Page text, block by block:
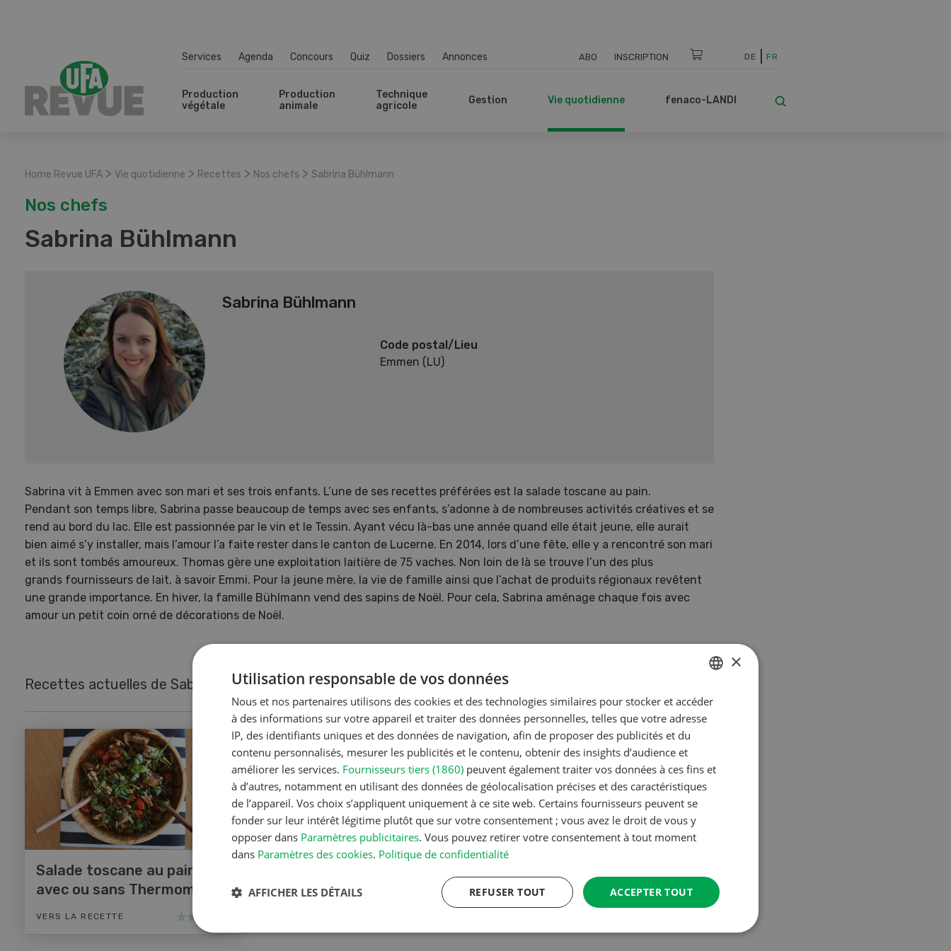
Services Agenda Concours Quiz Dossiers Annonces ABO INSCRIPTION DE FR
Production
végétale
Production
animale
Technique
agricole
Gestion Vie quotidienne fenaco-LANDI
Home Revue UFA > Vie quotidienne > Recettes > Nos chefs > Sabrina Bühlmann
Nos chefs
Sabrina Bühlmann
Sabrina Bühlmann
Code postal/Lieu
Emmen (LU)
Sabrina vit à Emmen avec son mari et ses trois enfants. L’une de ses recettes préférées est la salade toscane au pain.
Pendant son temps libre, Sabrina passe beaucoup de temps avec ses enfants, s’adonne à de nombreuses activités créatives et se
rend au bord du lac. Elle est passionnée par le vin et le Tessin. Ayant vécu là-bas une année quand elle était jeune, elle aurait
bien aimé s’y installer, mais l’amour l’a faite rester dans le canton de Lucerne. En 2014, lors d’une fête, elle y a rencontré son mari
et ils sont tombés amoureux. Thomas gère une exploitation laitière de 75 vaches. Non loin de là se trouve l’un des plus
grands fournisseurs de lait, à savoir Emmi. Pour la jeune mère, la vie de famille ainsi que l’achat de produits régionaux revêtent
une grande importance. En hiver, la famille Bühlmann vend des sapins de Noël. Pour cela, Sabrina aménage chaque fois avec
amour un petit coin orné de décorations de Noël.
Recettes actuelles de Sabrina Bühlmann
Salade toscane au pain
avec ou sans Thermomix
VERS LA RECETTE
GERMAN
FRENCH
×
Utilisation responsable de vos données
Nous et nos partenaires utilisons des cookies et des technologies similaires pour stocker et accéder
à des informations sur votre appareil et traiter des données personnelles, telles que votre adresse
IP, des identifiants uniques et des données de navigation, afin de proposer des publicités et du
contenu personnalisés, mesurer les publicités et le contenu, obtenir des insights d’audience et
améliorer les services. Fournisseurs tiers (1860) peuvent également traiter vos données à ces fins et
à d’autres, notamment en utilisant des données de géolocalisation précises et des caractéristiques
de l’appareil. Vos choix s’appliquent uniquement à ce site web. Certains fournisseurs peuvent se
fonder sur leur intérêt légitime plutôt que sur votre consentement ; vous avez le droit de vous y
opposer dans Paramètres publicitaires. Vous pouvez retirer votre consentement à tout moment
dans Paramètres des cookies. Politique de confidentialité
ACCEPTER TOUT
REFUSER TOUT
AFFICHER LES DÉTAILS